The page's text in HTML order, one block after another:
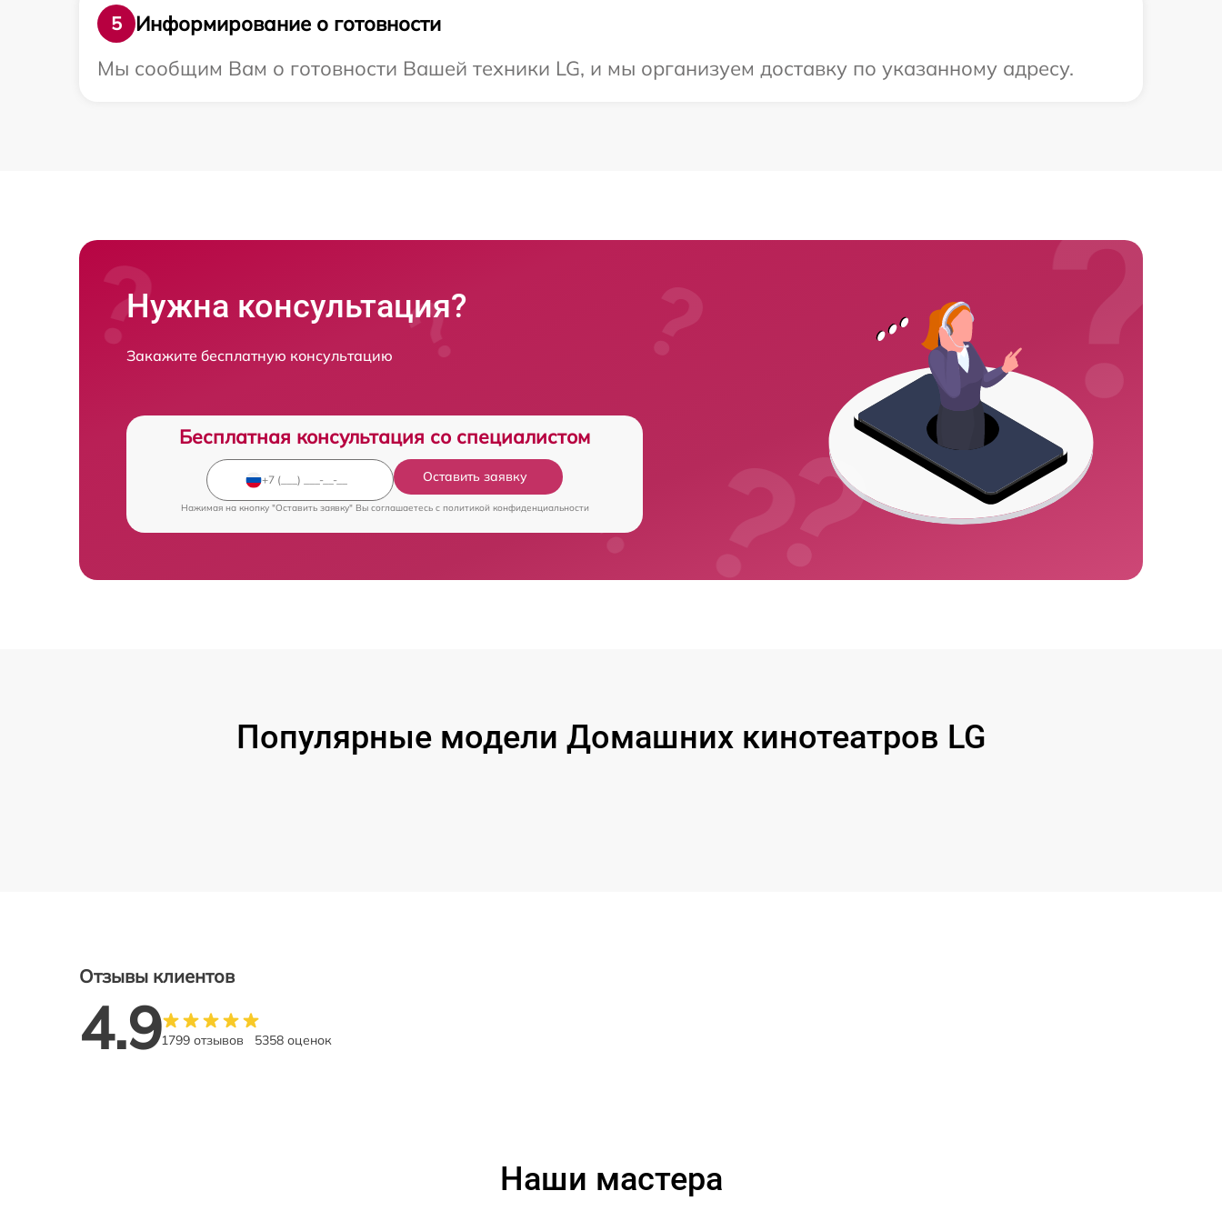
5
Информирование о готовности
Мы сообщим Вам о готовности Вашей техники LG, и мы организуем доставку по указанному адресу.
Нужна консультация?
Закажите бесплатную консультацию
Бесплатная консультация со специалистом
Оставить заявку
Нажимая на кнопку "Оставить заявку" Вы соглашаетесь c политикой конфиденциальности
Популярные модели Домашних кинотеатров LG
Отзывы клиентов
4.91799 отзывов 5358 оценок
Наши мастера